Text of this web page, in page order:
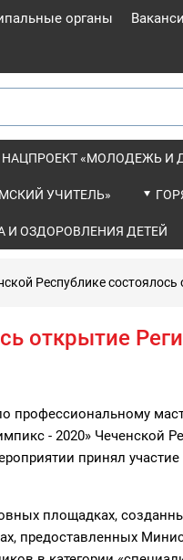
органы
НАЦПРОЕКТ «МОЛОДЕЖЬ И
УЧИТЕЛЬ»
И ОЗДОРОВЛЕНИЯ ДЕТЕЙ
Республике
открытие
профессиональному
- 2020» Чеченской
принял
площадках,
предоставленных